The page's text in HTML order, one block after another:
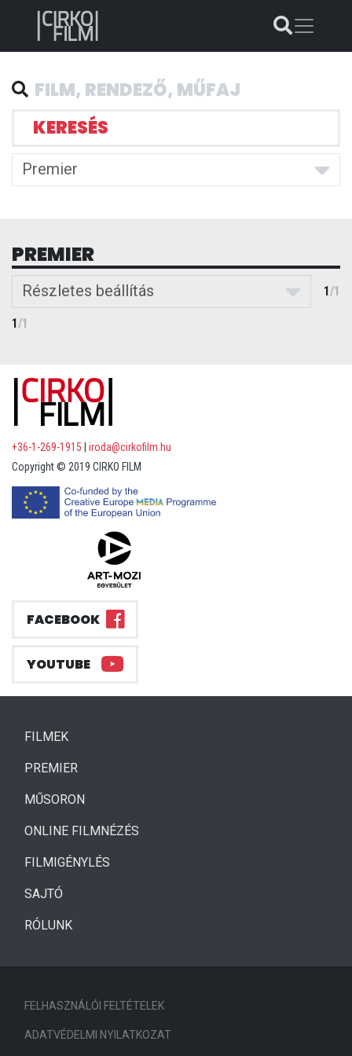
KERESÉS
Premier
PREMIER
Részletes beállítás 1/1
1/1
+36-1-269-1915
iroda@cirkofilm.hu
Copyright © 2019 CIRKO FILM
FACEBOOK
YOUTUBE
FILMEK(CURRENT)
PREMIER
MŰSORON
ONLINE FILMNÉZÉS
FILMIGÉNYLÉS
SAJTÓ
RÓLUNK
FELHASZNÁLÓI FELTÉTELEK
ADATVÉDELMI NYILATKOZAT